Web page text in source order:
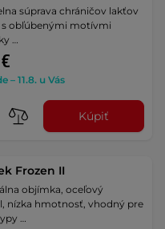
súprava chráničov lakťov
s obľúbenými motívmi
…
– 11.8. u Vás
Kúpiť
Frozen II
objímka, oceľový
nízka hmotnosť, vhodný pre
…